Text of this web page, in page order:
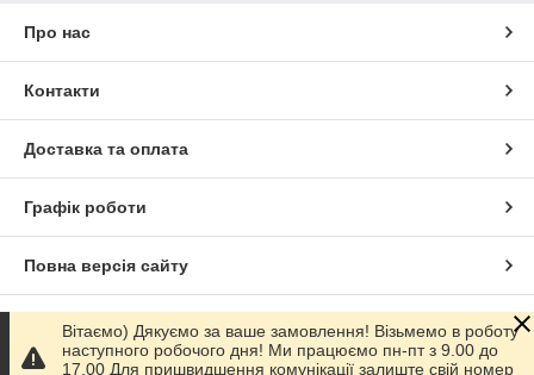
Про нас
Контакти
Доставка та оплата
Графік роботи
Повна версія сайту
Сайт створено на маркетплейсі
Вітаємо) Дякуємо за ваше замовлення! Візьмемо в роботу
наступного робочого дня! Ми працюємо пн-пт з 9.00 до
17.00 Для пришвидшення комунікації залиште свій номер